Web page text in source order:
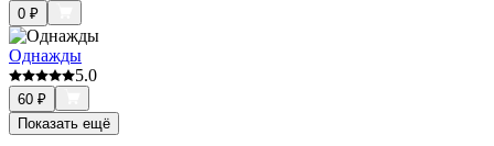
0 ₽
Однажды
5.0
60 ₽
Показать ещё